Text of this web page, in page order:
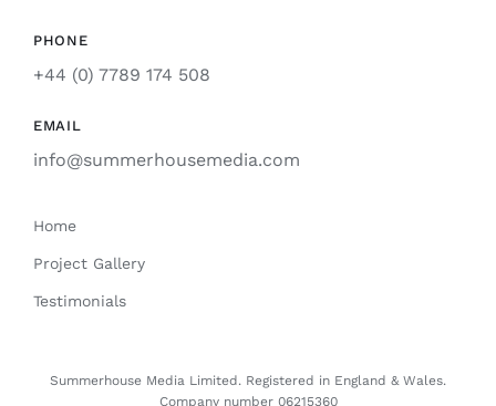
PHONE
+44 (0) 7789 174 508
EMAIL
info@summerhousemedia.com
Home
Project Gallery
Testimonials
Summerhouse Media Limited. Registered in England & Wales.
Company number 06215360